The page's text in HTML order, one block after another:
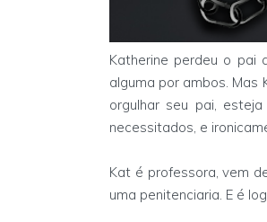
Katherine perdeu o pai
alguma por ambos. Mas
orgulhar seu pai,
necessitados, e
Kat é professora, vem
uma penitenciaria. E é